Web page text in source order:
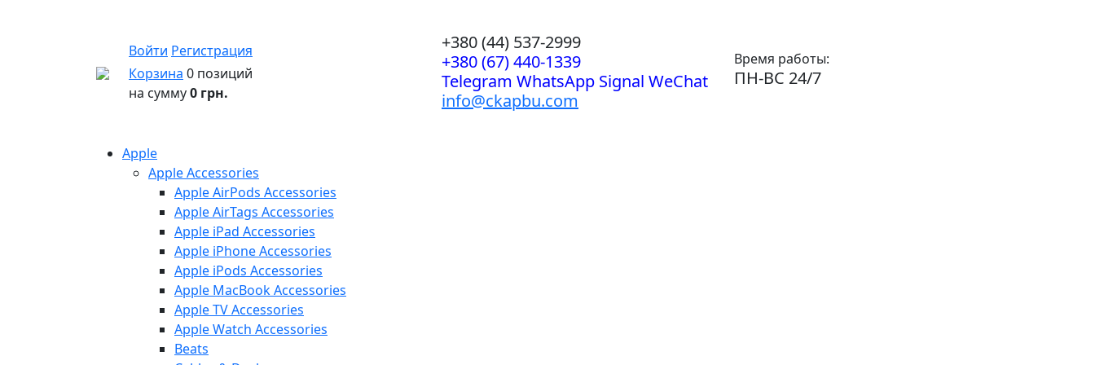
Войти Регистрация
Корзина 0 позиций
на сумму0 грн.
+380 (44) 537-2999
+380 (67) 440-1339
Telegram WhatsApp Signal WeChat
info@ckapbu.com
Время работы:
ПН-ВС 24/7
Apple
Apple Accessories
Apple AirPods Accessories
Apple AirTags Accessories
Apple iPad Accessories
Apple iPhone Accessories
Apple iPods Accessories
Apple MacBook Accessories
Apple TV Accessories
Apple Watch Accessories
Beats